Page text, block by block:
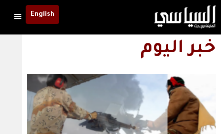
English
خبر اليوم